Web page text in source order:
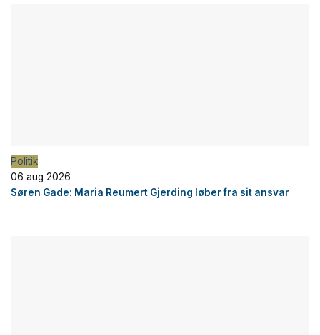
Politik
06 aug 2026
Søren Gade: Maria Reumert Gjerding løber fra sit ansvar